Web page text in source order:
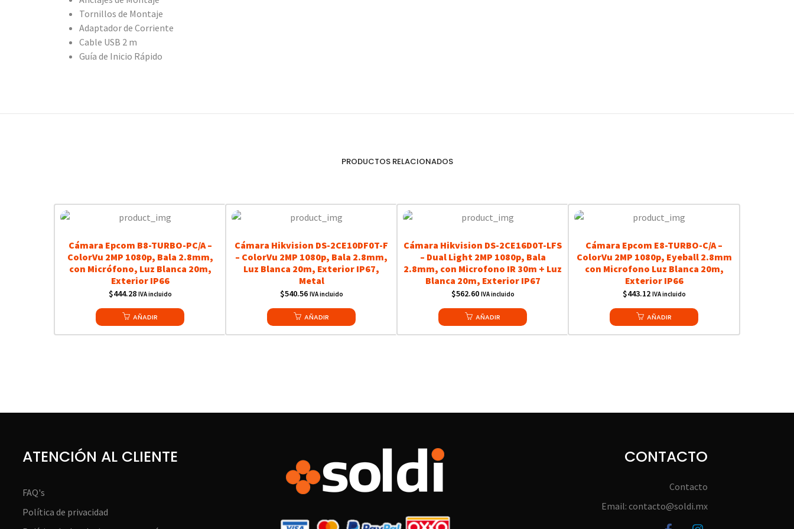
Tornillos de Montaje
Adaptador de Corriente
Cable USB 2 m
Guía de Inicio Rápido
PRODUCTOS RELACIONADOS
Cámara Epcom B8-TURBO-PC/A –
ColorVu 2MP 1080p, Bala 2.8mm,
con Micrófono, Luz Blanca 20m,
Exterior IP66
$444.28 IVA incluido
AÑADIR
Cámara Hikvision DS-2CE10DF0T-F
– ColorVu 2MP 1080p, Bala 2.8mm,
Luz Blanca 20m, Exterior IP67,
Metal
$540.56 IVA incluido
AÑADIR
Cámara Hikvision DS-2CE16D0T-LFS
– Dual Light 2MP 1080p, Bala
2.8mm, con Microfono IR 30m + Luz
Blanca 20m, Exterior IP67
$562.60 IVA incluido
AÑADIR
Cámara Epcom E8-TURBO-C/A –
ColorVu 2MP 1080p, Eyeball 2.8mm
con Microfono Luz Blanca 20m,
Exterior IP66
$443.12 IVA incluido
AÑADIR
ATENCIÓN AL CLIENTE
FAQ's
Política de privacidad
CONTACTO
Contacto
Email: contacto@soldi.mx